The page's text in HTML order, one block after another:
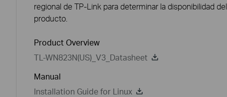
regional de TP-Link para determinar la disponibilidad del
producto.
Product Overview
TL-WN823N(US)_V3_Datasheet
Manual
Installation Guide for Linux